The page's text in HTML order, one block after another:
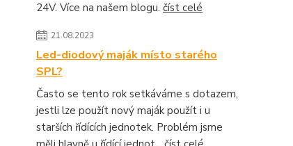
24V. Více na našem blogu. číst celé
21.08.2023
Led-diodový maják místo starého
SPL?
Často se tento rok setkáváme s dotazem,
jestli lze použít nový maják použít i u
starších řídících jednotek. Problém jsme